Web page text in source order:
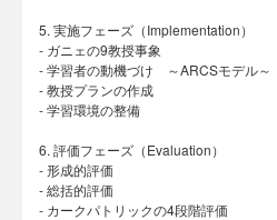
5. 実施フェーズ（Implementation）
- ガニェの9教授事象
- 学習者の動機づけ ～ARCSモデル～
- 教授プランの作成
- 学習環境の整備
6. 評価フェーズ（Evaluation）
- 形成的評価
- 総括的評価
- カークパトリックの4段階評価